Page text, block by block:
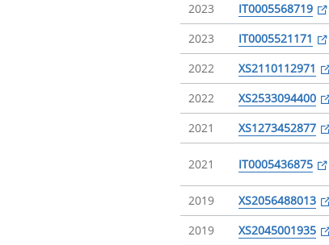
2023
IT0005568719
2023
IT0005521171
2022
XS2110112971
2022
XS2533094400
2021
XS1273452877
2021 IT0005436875
2019
XS2056488013
2019
XS2045001935